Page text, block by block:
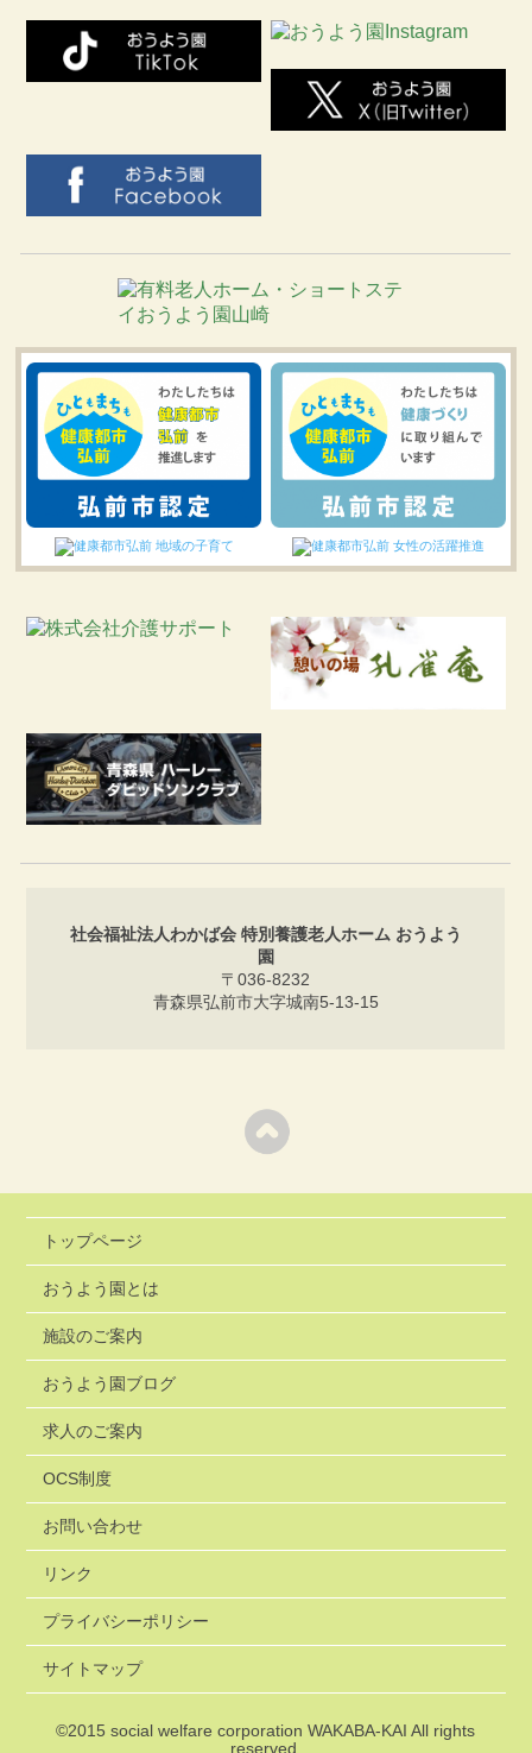
社会福祉法人わかば会 特別養護老人ホーム おうよう
園
〒036-8232
青森県弘前市大字城南5-13-15
トップページ
おうよう園とは
施設のご案内
おうよう園ブログ
求人のご案内
OCS制度
お問い合わせ
リンク
プライバシーポリシー
サイトマップ
©2015social welfare corporation WAKABA-KAI All rights
reserved.